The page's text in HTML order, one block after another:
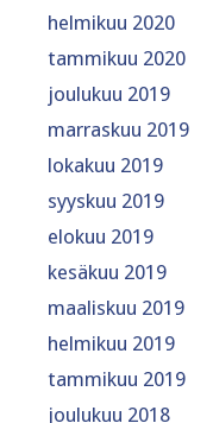
helmikuu 2020
tammikuu 2020
joulukuu 2019
marraskuu 2019
lokakuu 2019
syyskuu 2019
elokuu 2019
kesäkuu 2019
maaliskuu 2019
helmikuu 2019
tammikuu 2019
joulukuu 2018